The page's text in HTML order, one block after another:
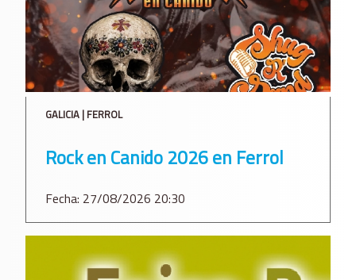
GALICIA | FERROL
Rock en Canido 2026 en Ferrol
Fecha: 27/08/2026 20:30